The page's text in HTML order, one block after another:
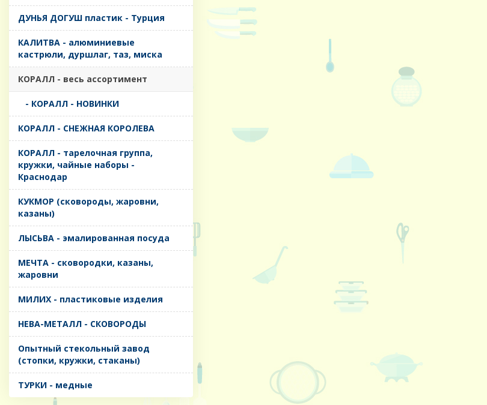
ДУНЬЯ ДОГУШ пластик - Турция
КАЛИТВА - алюминиевые
кастрюли, дуршлаг, таз, миска
КОРАЛЛ - весь ассортимент
- КОРАЛЛ - НОВИНКИ
КОРАЛЛ - СНЕЖНАЯ КОРОЛЕВА
КОРАЛЛ - тарелочная группа,
кружки, чайные наборы -
Краснодар
КУКМОР (сковороды, жаровни,
казаны)
ЛЫСЬВА - эмалированная посуда
МЕЧТА - сковородки, казаны,
жаровни
МИЛИХ - пластиковые изделия
НЕВА-МЕТАЛЛ - СКОВОРОДЫ
Опытный стекольный завод
(стопки, кружки, стаканы)
ТУРКИ - медные